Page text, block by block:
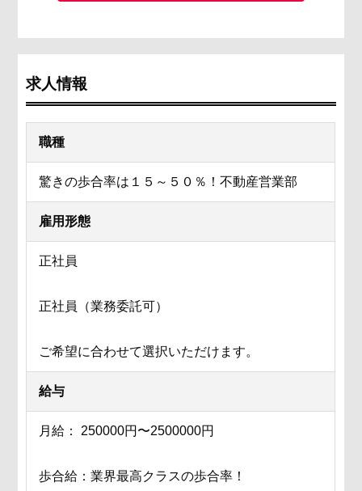
求人情報
職種
驚きの歩合率は１５～５０％！不動産営業部
雇用形態
正社員
正社員（業務委託可）
ご希望に合わせて選択いただけます。
給与
月給： 250000円〜2500000円
歩合給：業界最高クラスの歩合率！